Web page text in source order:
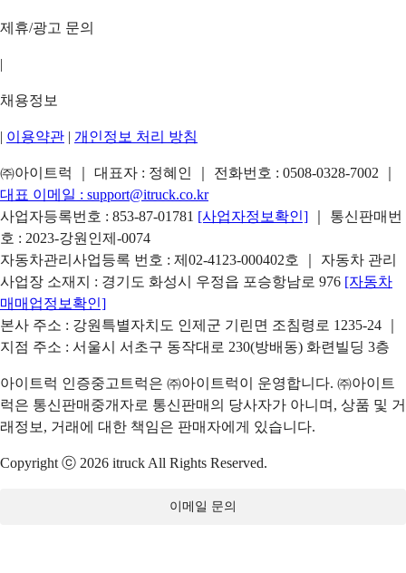
제휴/광고 문의
|
채용정보
| 이용약관 | 개인정보 처리 방침
㈜아이트럭 ｜ 대표자 : 정혜인 ｜ 전화번호 : 0508-0328-7002
대표 이메일 : support@itruck.co.kr
사업자등록번호 : 853-87-01781 [사업자정보확인]
｜ 통신판매번
호 : 2023-강원인제-0074
자동차관리사업등록 번호 : 제02-4123-000402호 ｜ 자동차 관리
사업장 소재지 : 경기도 화성시 우정읍 포승항남로 976 [자동차
매매업정보확인]
본사 주소 : 강원특별자치도 인제군 기린면 조침령로 1235-24 ｜
지점 주소 : 서울시 서초구 동작대로 230(방배동) 화련빌딩 3층
아이트럭 인증중고트럭은 ㈜아이트럭이 운영합니다. ㈜아이트
럭은 통신판매중개자로 통신판매의 당사자가 아니며, 상품 및 거
래정보, 거래에 대한 책임은 판매자에게 있습니다.
Copyright ⓒ 2026 itruck All Rights Reserved.
이메일 문의